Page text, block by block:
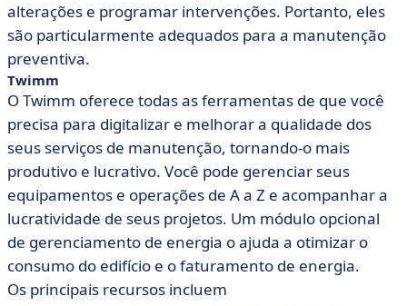
alterações e programar intervenções. Portanto, eles
são particularmente adequados para a manutenção
preventiva.
Twimm
O Twimm oferece todas as ferramentas de que você
precisa para digitalizar e melhorar a qualidade dos
seus serviços de manutenção, tornando-o mais
produtivo e lucrativo. Você pode gerenciar seus
equipamentos e operações de A a Z e acompanhar a
lucratividade de seus projetos. Um módulo opcional
de gerenciamento de energia o ajuda a otimizar o
consumo do edifício e o faturamento de energia.
Os principais recursos incluem